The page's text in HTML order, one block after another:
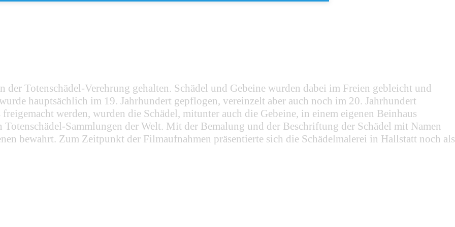
Totenschädel-Verehrung gehalten. Schädel und Gebeine wurden dabei im Freien gebleicht und
hauptsächlich im 19. Jahrhundert gepflogen, vereinzelt aber auch noch im 20. Jahrhundert
werden, wurden die Schädel, mitunter auch die Gebeine, in einem eigenen Beinhaus
Sammlungen der Welt. Mit der Bemalung und der Beschriftung der Schädel mit Namen
bewahrt. Zum Zeitpunkt der Filmaufnahmen präsentierte sich die Schädelmalerei in Hallstatt noch als